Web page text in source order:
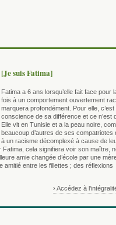
[Je suis Fatima]
Fatima a 6 ans lorsqu’elle fait face pour
fois à un comportement ouvertement
marquera profondément. Pour elle,
conscience de sa différence et ce n’est
Elle vit en Tunisie et a la peau noire,
beaucoup d’autres de ses compatriotes
à un racisme décomplexé à cause de
Fatima, cela signifiera voir son maître,
amie changée d’école par une
amitié entre les fillettes ; des réflexions
› Accédez à